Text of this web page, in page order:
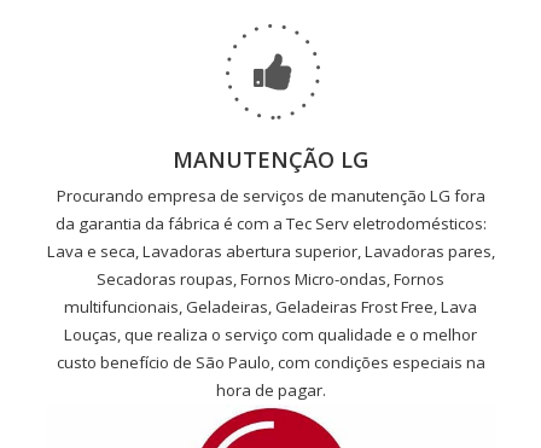
MANUTENÇÃO LG
Procurando empresa de serviços de manutenção LG fora
da garantia da fábrica é com a Tec Serv eletrodomésticos:
Lava e seca, Lavadoras abertura superior, Lavadoras pares,
Secadoras roupas, Fornos Micro-ondas, Fornos
multifuncionais, Geladeiras, Geladeiras Frost Free, Lava
Louças, que realiza o serviço com qualidade e o melhor
custo benefício de São Paulo, com condições especiais na
hora de pagar.